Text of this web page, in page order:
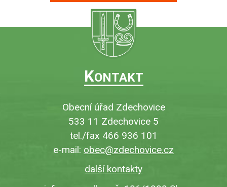
KONTAKT
Obecní úřad Zdechovice
533 11 Zdechovice 5
tel./fax 466 936 101
e-mail: obec@zdechovice.cz
další kontakty